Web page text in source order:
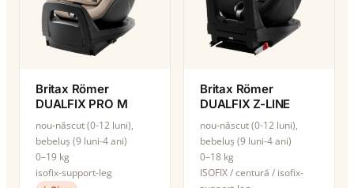
Britax Römer
DUALFIX PRO M
nou-născut (0-12 luni),
bebeluș (9 luni-4 ani)
0–19 kg
isofix-support-leg
Britax Römer
DUALFIX Z-LINE
nou-născut (0-12 luni),
bebeluș (9 luni-4 ani)
0–18 kg
ISOFIX / centură / isofix-